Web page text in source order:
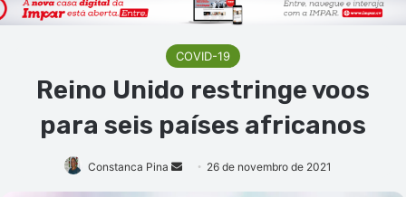
COVID-19
Reino Unido restringe voos
para seis países africanos
Constanca Pina
Mande26 de novembro de 2021